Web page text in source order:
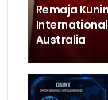
Remaja
International
Australia